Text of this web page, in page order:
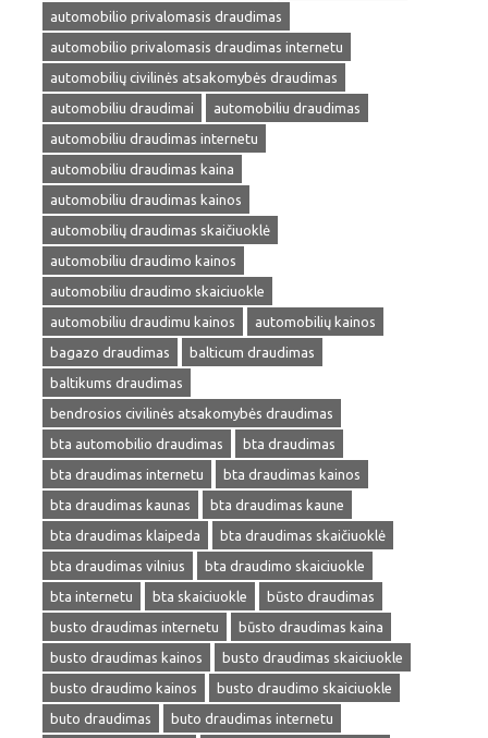
automobilio privalomasis draudimas
automobilio privalomasis draudimas internetu
automobilių civilinės atsakomybės draudimas
automobiliu draudimai
automobiliu draudimas
automobiliu draudimas internetu
automobiliu draudimas kaina
automobiliu draudimas kainos
automobilių draudimas skaičiuoklė
automobiliu draudimo kainos
automobiliu draudimo skaiciuokle
automobiliu draudimu kainos
automobilių kainos
bagazo draudimas
balticum draudimas
baltikums draudimas
bendrosios civilinės atsakomybės draudimas
bta automobilio draudimas
bta draudimas
bta draudimas internetu
bta draudimas kainos
bta draudimas kaunas
bta draudimas kaune
bta draudimas klaipeda
bta draudimas skaičiuoklė
bta draudimas vilnius
bta draudimo skaiciuokle
bta internetu
bta skaiciuokle
būsto draudimas
busto draudimas internetu
būsto draudimas kaina
busto draudimas kainos
busto draudimas skaiciuokle
busto draudimo kainos
busto draudimo skaiciuokle
buto draudimas
buto draudimas internetu